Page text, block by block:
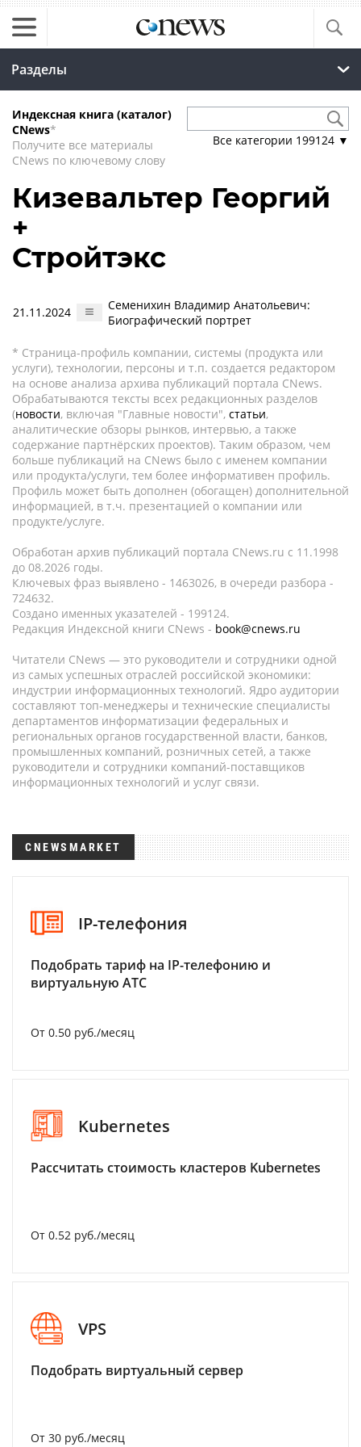
Разделы
Индексная книга (каталог)
CNews*
Получите все материалы
CNews по ключевому слову
Все категории 199124 ▼
Кизевальтер Георгий
+
Стройтэкс
21.11.2024
Семенихин Владимир Анатольевич:
Биографический портрет
* Страница-профиль компании, системы (продукта или
услуги), технологии, персоны и т.п. создается редактором
на основе анализа архива публикаций портала CNews.
Обрабатываются тексты всех редакционных разделов
(новости, включая "Главные новости", статьи,
аналитические обзоры рынков, интервью, а также
содержание партнёрских проектов). Таким образом, чем
больше публикаций на CNews было с именем компании
или продукта/услуги, тем более информативен профиль.
Профиль может быть дополнен (обогащен) дополнительной
информацией, в т.ч. презентацией о компании или
продукте/услуге.
Обработан архив публикаций портала CNews.ru c 11.1998
до 08.2026 годы.
Ключевых фраз выявлено - 1463026, в очереди разбора -
724632.
Создано именных указателей - 199124.
Редакция Индексной книги CNews - book@cnews.ru
Читатели CNews — это руководители и сотрудники одной
из самых успешных отраслей российской экономики:
индустрии информационных технологий. Ядро аудитории
составляют топ-менеджеры и технические специалисты
департаментов информатизации федеральных и
региональных органов государственной власти, банков,
промышленных компаний, розничных сетей, а также
руководители и сотрудники компаний-поставщиков
информационных технологий и услуг связи.
CNEWSMARKET
IP-телефония
Подобрать тариф на IP-телефонию и
виртуальную АТС
От 0.50 руб./месяц
Kubernetes
Рассчитать стоимость кластеров Kubernetes
От 0.52 руб./месяц
VPS
Подобрать виртуальный сервер
От 30 руб./месяц